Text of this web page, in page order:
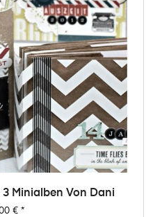
Minialben Von Dani
€*